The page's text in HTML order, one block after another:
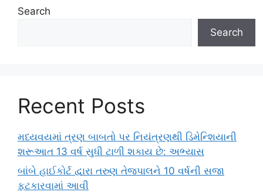
Search
Search
Recent Posts
મધ્યવયમાં ત્રણ બાબતો પર નિયંત્રણથી ડિમેન્શિયાની
શરૂઆત 13 વર્ષ સુધી ટાળી શકાય છે: અભ્યાસ
બાંબે હાઈકોર્ટ દ્વારા તરુણ તેજપાલને 10 વર્ષની સજા
ફટકારવામાં આવી